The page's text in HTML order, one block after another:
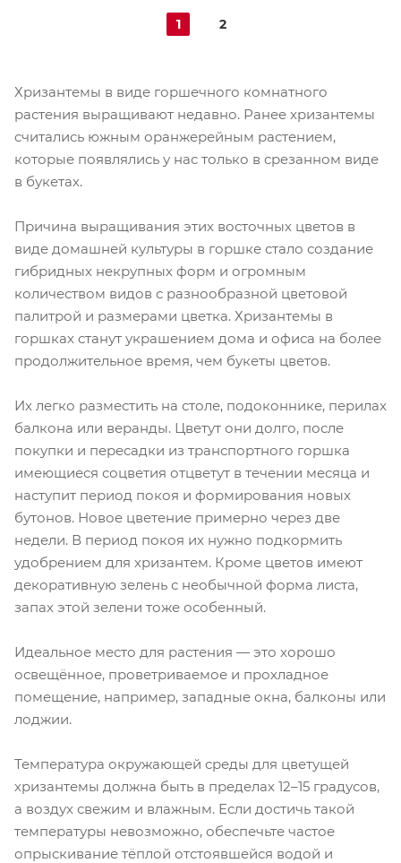
1 2
Хризантемы в виде горшечного комнатного
растения выращивают недавно. Ранее хризантемы
считались южным оранжерейным растением,
которые появлялись у нас только в срезанном виде
в букетах.
Причина выращивания этих восточных цветов в
виде домашней культуры в горшке стало создание
гибридных некрупных форм и огромным
количеством видов с разнообразной цветовой
палитрой и размерами цветка. Хризантемы в
горшках станут украшением дома и офиса на более
продолжительное время, чем букеты цветов.
Их легко разместить на столе, подоконнике, перилах
балкона или веранды. Цветут они долго, после
покупки и пересадки из транспортного горшка
имеющиеся соцветия отцветут в течении месяца и
наступит период покоя и формирования новых
бутонов. Новое цветение примерно через две
недели. В период покоя их нужно подкормить
удобрением для хризантем. Кроме цветов имеют
декоративную зелень с необычной форма листа,
запах этой зелени тоже особенный.
Идеальное место для растения — это хорошо
освещённое, проветриваемое и прохладное
помещение, например, западные окна, балконы или
лоджии.
Температура окружающей среды для цветущей
хризантемы должна быть в пределах 12–15 градусов,
а воздух свежим и влажным. Если достичь такой
температуры невозможно, обеспечьте частое
опрыскивание тёплой отстоявшейся водой и